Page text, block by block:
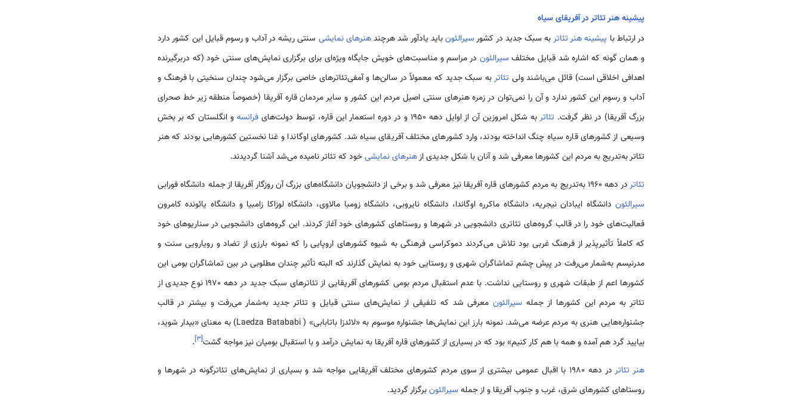
پیشینه هنر تئاتر در آفریقای سیاه
در ارتباط با پیشینه هنر تئاتربه سبک جدید در کشورسیرالئونباید یادآور شد هرچندهنرهای نمایشی سنتی ریشه در آداب و رسوم قبایل این کشور دارد
و همان گونه که اشاره شد قبایل مختلف سیرالئون در مراسم و مناسبت‌های خویش جایگاه ویژه‌ای برای برگزاری نمایش‌های سنتی خود (که دربرگیرنده
اهدافی اخلاقی است) قائل می‌باشند ولی تئاتربه سبک جدید که معمولاً در سالن‌ها و آمفی‌تئاترهای خاصی برگزار می‌شود چندان سنخیتی با فرهنگ و
آداب و رسوم این کشور ندارد و آن را نمی‌توان در زمره هنرهای سنتی اصیل مردم این کشور و سایر مردمان قاره آفریقا (خصوصاً منطقه زیر خط صحرای
بزرگ آفریقا) در نظر گرفت. تئاتربه شکل امروزین آن از اوایل دهه 1950 و در دوره استعمار این قاره، توسط دولت‌های فرانسه و انگلستان که بر بخش
وسیعی از کشورهای قاره سیاه چنگ انداخته بودند، وارد کشورهای مختلف آفریقای سیاه شد. کشورهای اوگاندا و غنا نخستین کشورهایی بودند که هنر
تئاتر به‌تدریج به مردم این کشورها معرفی شد و آنان با شکل جدیدی ازهنرهای نمایشیخود که تئاتر نامیده می‌شد آشنا گردیدند.
تئاتردر دهه 1960 به‌تدریج به مردم کشورهای قاره آفریقا نیز معرفی شد و برخی از دانشجویان دانشگاه‌های بزرگ آن روزگار آفریقا از جمله دانشگاه فورابی
سیرالئون دانشگاه ایبادان نیجریه، دانشگاه ماکرره اوگاندا، دانشگاه نایروبی، دانشگاه زومبا مالاوی، دانشگاه لوزاکا زامبیا و دانشگاه یائونده کامرون
فعالیت‌های خود را در قالب گروه‌های تئاتری دانشجویی در شهرها و روستاهای کشورهای خود آغاز کردند. این گروه‌های دانشجویی در سناریوهای خود
که کاملاً تأثیرپذیر از فرهنگ غربی بود تلاش می‌کردند دموکراسی فرهنگی به شیوه کشورهای اروپایی را که نمونه بارزی از تضاد و رویارویی سنت و
مدرنیسم به‌شمار می‌رفت در پیش چشم تماشاگران شهری و روستایی خود به نمایش گذارند که البته تأثیر چندان مطلوبی در بین تماشاگران بومی این
کشورها اعم از طبقات شهری و روستایی نداشت. با عدم استقبال مردم بومی کشورهای آفریقایی از تئاترهای سبک جدید در دهه 1970 نوع جدیدی از
تئاتر به مردم این کشورها از جمله سیرالئونمعرفی شد که تلفیقی از نمایش‌های سنتی قبایل و تئاتر جدید به‌شمار می‌رفت و بیشتر در قالب
جشنواره‌هایی هنری به مردم عرضه می‌شد. نمونه بارز این نمایش‌ها جشنواره موسوم به «لائدزا باتابابی» ( Laedza Batababi) به معنای «بیدار شوید،
بیایید گرد هم آمده و همه با هم کار کنیم» بود که در بسیاری از کشورهای قاره آفریقا به نمایش درآمد و با استقبال بومیان نیز مواجه گشت[۳]
.
هنر تئاتر
در دهه 1980 با اقبال عمومی بیشتری از سوی مردم کشورهای مختلف آفریقایی مواجه شد و بسیاری از نمایش‌های تئاترگونه در شهرها و
روستاهای کشورهای شرق، غرب و جنوب آفریقا و از جمله سیرالئونبرگزار گردید.